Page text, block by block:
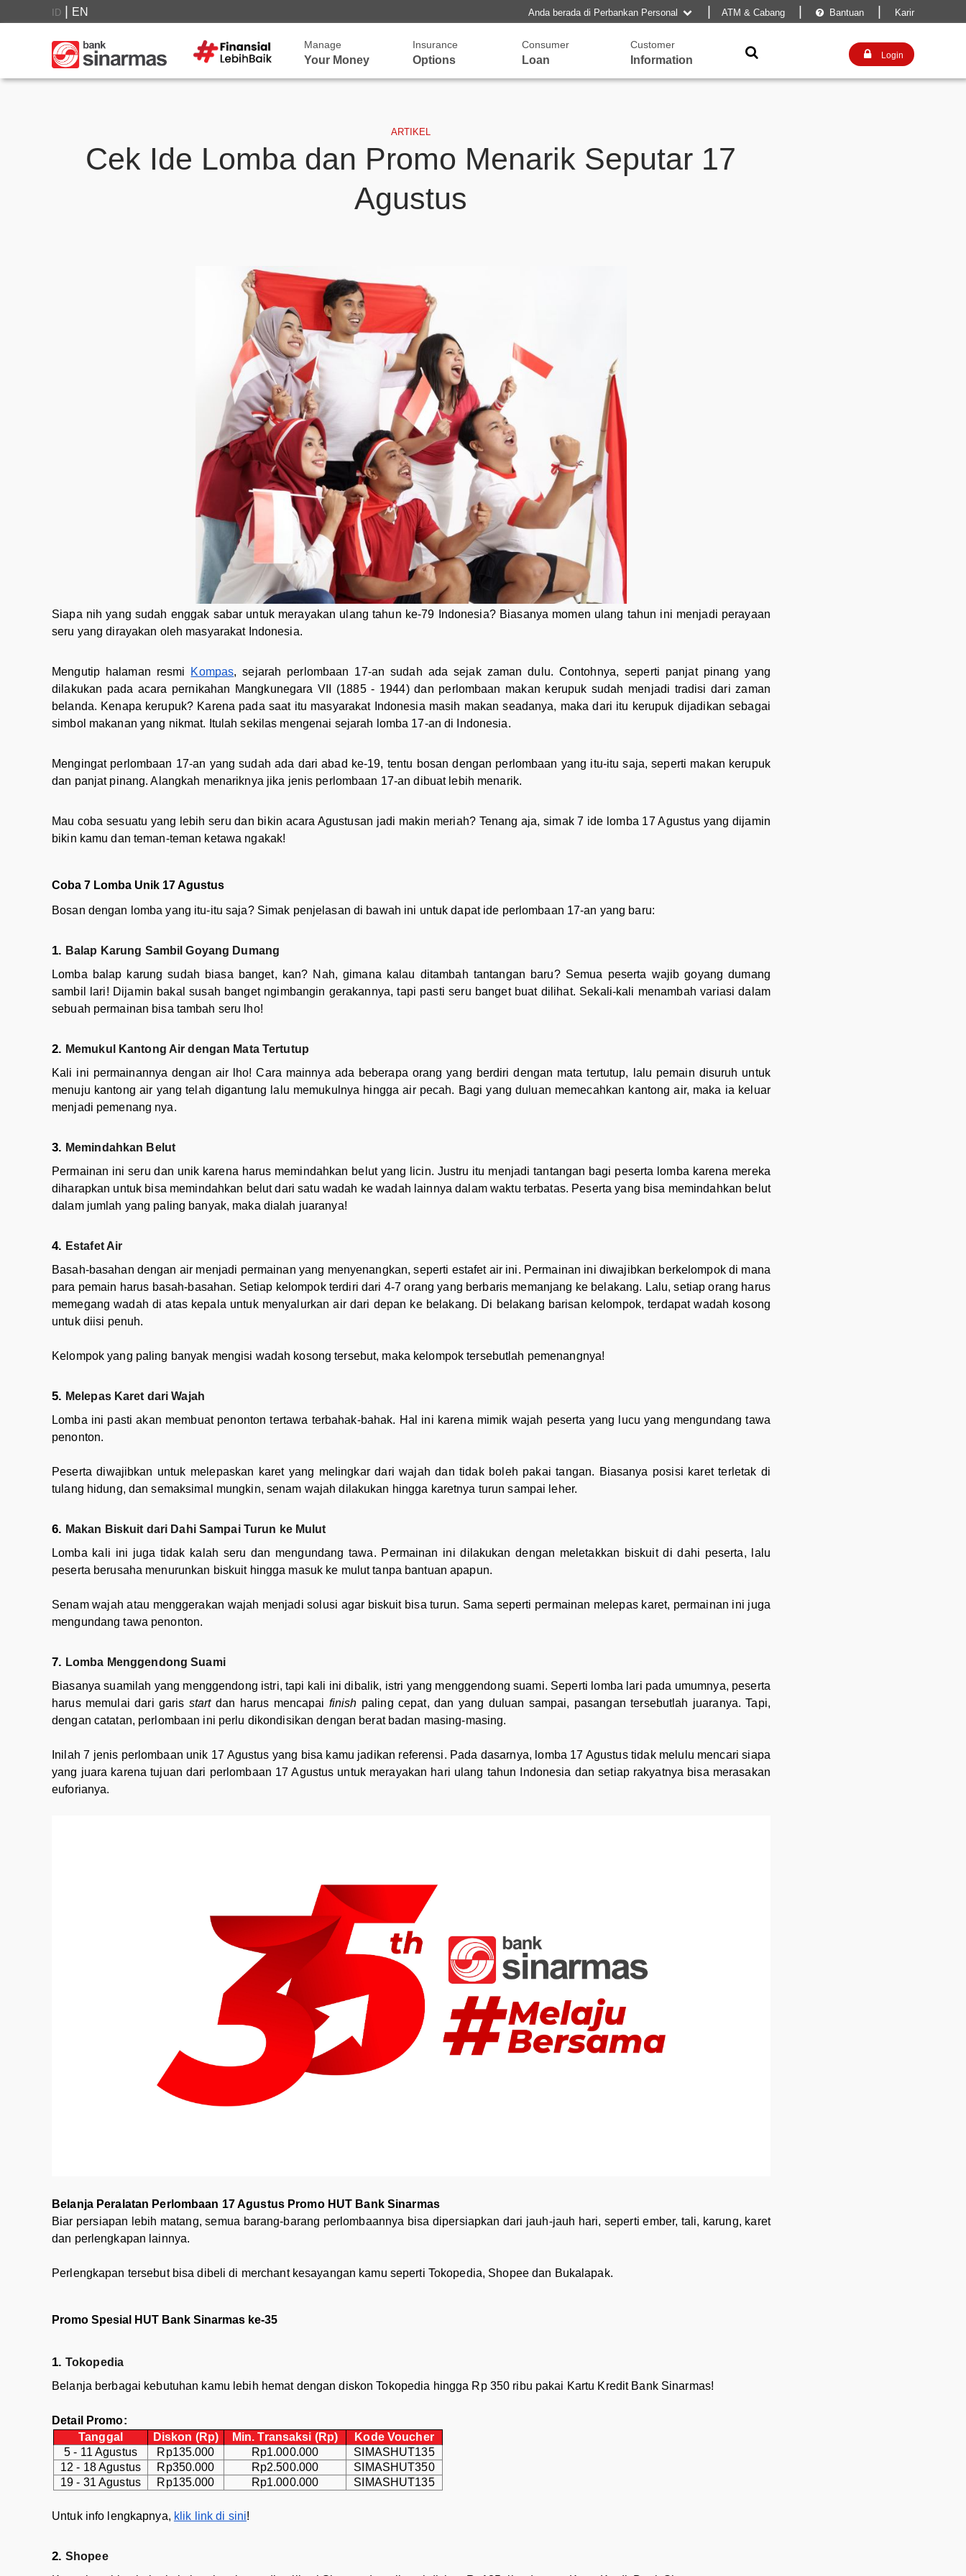
ID EN Anda berada di Perbankan Personal  |ATM & Cabang  Bantuan Karir
Manage
Your Money
Insurance
Options
Consumer
Loan
Customer
Information
  Login
ARTIKEL
Cek Ide Lomba dan Promo Menarik Seputar 17
Agustus
Siapa nih yang sudah enggak sabar untuk merayakan ulang tahun ke-79 Indonesia? Biasanya momen ulang tahun ini menjadi perayaan
seru yang dirayakan oleh masyarakat Indonesia.
Mengutip halaman resmi Kompas, sejarah perlombaan 17-an sudah ada sejak zaman dulu. Contohnya, seperti panjat pinang yang
dilakukan pada acara pernikahan Mangkunegara VII (1885 - 1944) dan perlombaan makan kerupuk sudah menjadi tradisi dari zaman
belanda. Kenapa kerupuk? Karena pada saat itu masyarakat Indonesia masih makan seadanya, maka dari itu kerupuk dijadikan sebagai
simbol makanan yang nikmat. Itulah sekilas mengenai sejarah lomba 17-an di Indonesia.
Mengingat perlombaan 17-an yang sudah ada dari abad ke-19, tentu bosan dengan perlombaan yang itu-itu saja, seperti makan kerupuk
dan panjat pinang. Alangkah menariknya jika jenis perlombaan 17-an dibuat lebih menarik.
Mau coba sesuatu yang lebih seru dan bikin acara Agustusan jadi makin meriah? Tenang aja, simak 7 ide lomba 17 Agustus yang dijamin
bikin kamu dan teman-teman ketawa ngakak!
Coba 7 Lomba Unik 17 Agustus
Bosan dengan lomba yang itu-itu saja? Simak penjelasan di bawah ini untuk dapat ide perlombaan 17-an yang baru:
Balap Karung Sambil Goyang Dumang
Lomba balap karung sudah biasa banget, kan? Nah, gimana kalau ditambah tantangan baru? Semua peserta wajib goyang dumang
sambil lari! Dijamin bakal susah banget ngimbangin gerakannya, tapi pasti seru banget buat dilihat. Sekali-kali menambah variasi dalam
sebuah permainan bisa tambah seru lho!
Memukul Kantong Air dengan Mata Tertutup
Kali ini permainannya dengan air lho! Cara mainnya ada beberapa orang yang berdiri dengan mata tertutup, lalu pemain disuruh untuk
menuju kantong air yang telah digantung lalu memukulnya hingga air pecah. Bagi yang duluan memecahkan kantong air, maka ia keluar
menjadi pemenang nya.
Memindahkan Belut
Permainan ini seru dan unik karena harus memindahkan belut yang licin. Justru itu menjadi tantangan bagi peserta lomba karena mereka
diharapkan untuk bisa memindahkan belut dari satu wadah ke wadah lainnya dalam waktu terbatas. Peserta yang bisa memindahkan belut
dalam jumlah yang paling banyak, maka dialah juaranya!
Estafet Air
Basah-basahan dengan air menjadi permainan yang menyenangkan, seperti estafet air ini. Permainan ini diwajibkan berkelompok di mana
para pemain harus basah-basahan. Setiap kelompok terdiri dari 4-7 orang yang berbaris memanjang ke belakang. Lalu, setiap orang harus
memegang wadah di atas kepala untuk menyalurkan air dari depan ke belakang. Di belakang barisan kelompok, terdapat wadah kosong
untuk diisi penuh.
Kelompok yang paling banyak mengisi wadah kosong tersebut, maka kelompok tersebutlah pemenangnya!
Melepas Karet dari Wajah
Lomba ini pasti akan membuat penonton tertawa terbahak-bahak. Hal ini karena mimik wajah peserta yang lucu yang mengundang tawa
penonton.
Peserta diwajibkan untuk melepaskan karet yang melingkar dari wajah dan tidak boleh pakai tangan. Biasanya posisi karet terletak di
tulang hidung, dan semaksimal mungkin, senam wajah dilakukan hingga karetnya turun sampai leher.
Makan Biskuit dari Dahi Sampai Turun ke Mulut
Lomba kali ini juga tidak kalah seru dan mengundang tawa. Permainan ini dilakukan dengan meletakkan biskuit di dahi peserta, lalu
peserta berusaha menurunkan biskuit hingga masuk ke mulut tanpa bantuan apapun.
Senam wajah atau menggerakan wajah menjadi solusi agar biskuit bisa turun. Sama seperti permainan melepas karet, permainan ini juga
mengundang tawa penonton.
Lomba Menggendong Suami
Biasanya suamilah yang menggendong istri, tapi kali ini dibalik, istri yang menggendong suami. Seperti lomba lari pada umumnya, peserta
harus memulai dari garis startdan harus mencapai finish paling cepat, dan yang duluan sampai, pasangan tersebutlah juaranya. Tapi,
dengan catatan, perlombaan ini perlu dikondisikan dengan berat badan masing-masing.
Inilah 7 jenis perlombaan unik 17 Agustus yang bisa kamu jadikan referensi. Pada dasarnya, lomba 17 Agustus tidak melulu mencari siapa
yang juara karena tujuan dari perlombaan 17 Agustus untuk merayakan hari ulang tahun Indonesia dan setiap rakyatnya bisa merasakan
euforianya.
Belanja Peralatan Perlombaan 17 Agustus Promo HUT Bank Sinarmas
Biar persiapan lebih matang, semua barang-barang perlombaannya bisa dipersiapkan dari jauh-jauh hari, seperti ember, tali, karung, karet
dan perlengkapan lainnya.
Perlengkapan tersebut bisa dibeli di merchant kesayangan kamu seperti Tokopedia, Shopee dan Bukalapak.
Promo Spesial HUT Bank Sinarmas ke-35
Tokopedia
Belanja berbagai kebutuhan kamu lebih hemat dengan diskon Tokopedia hingga Rp 350 ribu pakai Kartu Kredit Bank Sinarmas!
Detail Promo:
Tanggal
Diskon (Rp) Min. Transaksi (Rp)
Kode Voucher
5 - 11 Agustus
Rp135.000 Rp1.000.000
SIMASHUT135
12 - 18 Agustus
Rp350.000 Rp2.500.000
SIMASHUT350
19 - 31 Agustus
Rp135.000 Rp1.000.000 SIMASHUT135
Untuk info lengkapnya, klik link di sini!
Shopee